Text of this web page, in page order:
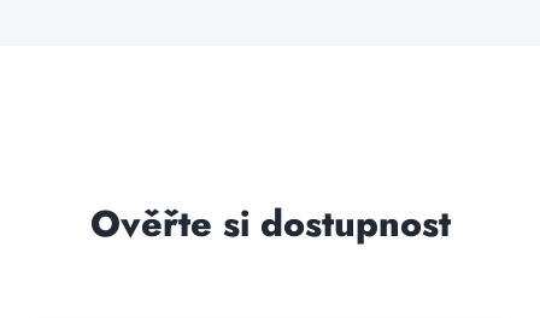
Ověřte si dostupnost